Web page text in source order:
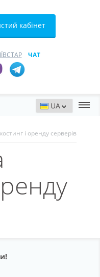
кабінет
ЧАТ
і оренду серверів